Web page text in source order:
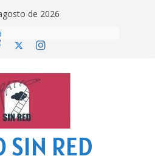
de 2026
entonces…
infinita’ de recomendar
veraniegas
Mundial
SIN RED